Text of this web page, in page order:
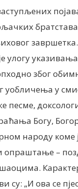
братстава
улогу
због
уобличења у
песме,
Богу,
народу коме
опраштање –
су: „И ова се